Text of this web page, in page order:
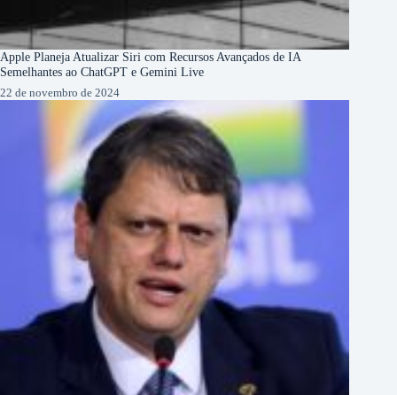
Apple Planeja Atualizar Siri com Recursos Avançados de IA
Semelhantes ao ChatGPT e Gemini Live
22 de novembro de 2024